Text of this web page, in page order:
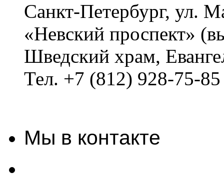
Санкт-Петербург, ул.
«Невский проспект»
Шведский храм,
Тел. +7 (812) 928-75-85
Мы в контакте